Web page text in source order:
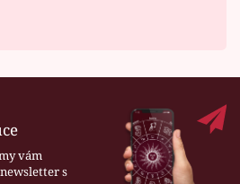
vám
s